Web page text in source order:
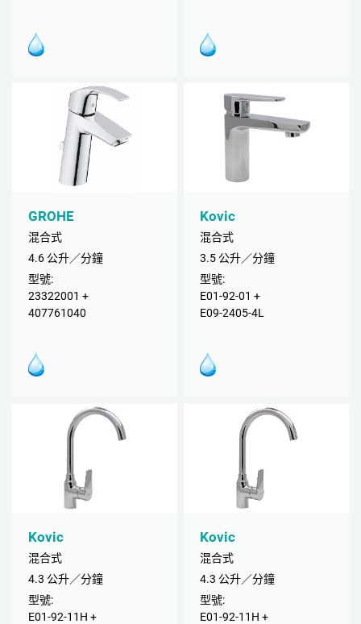
GROHE
混合式
4.6 公升／分鐘
型號:
23322001 +
407761040
Kovic
混合式
3.5 公升／分鐘
型號:
E01-92-01 +
E09-2405-4L
Kovic
混合式
4.3 公升／分鐘
型號:
E01-92-11H +
Kovic
混合式
4.3 公升／分鐘
型號:
E01-92-11H +